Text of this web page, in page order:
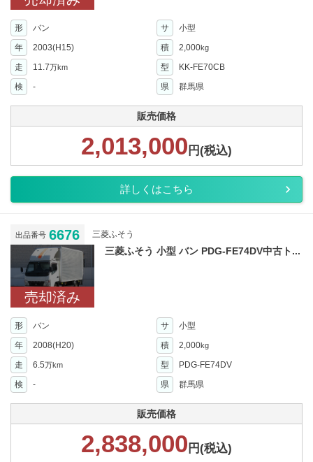
形 バン サ
小型
年
2003(H15) 積 2,000kg
走 11.7万km 型
KK-FE70CB
検
- 県 群馬県
販売価格
2,013,000 円(税込)
詳しくはこちら
出品番号 6676 三菱ふそう
売却済み
三菱ふそう 小型 バン PDG-FE74DV中古ト...
形 バン サ
小型
年
2008(H20) 積 2,000kg
走 6.5万km 型
PDG-FE74DV
検
- 県 群馬県
販売価格
2,838,000 円(税込)